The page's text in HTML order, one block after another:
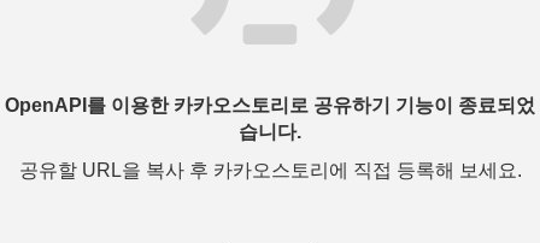
OpenAPI를 이용한 카카오스토리로 공유하기 기능이 종료되었
습니다.
공유할 URL을 복사 후 카카오스토리에 직접 등록해 보세요.